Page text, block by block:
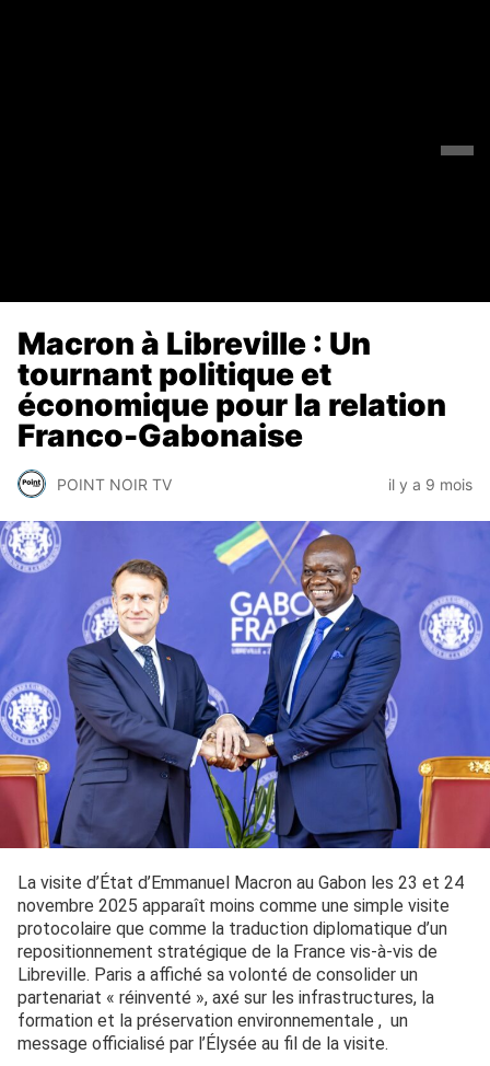
Macron à Libreville : Un
tournant politique et
économique pour la relation
Franco-Gabonaise
POINT NOIR TV il y a 9 mois
La visite d’État d’Emmanuel Macron au Gabon les 23 et 24
novembre 2025 apparaît moins comme une simple visite
protocolaire que comme la traduction diplomatique d’un
repositionnement stratégique de la France vis-à-vis de
Libreville. Paris a affiché sa volonté de consolider un
partenariat « réinventé », axé sur les infrastructures, la
formation et la préservation environnementale , un
message officialisé par l’Élysée au fil de la visite.